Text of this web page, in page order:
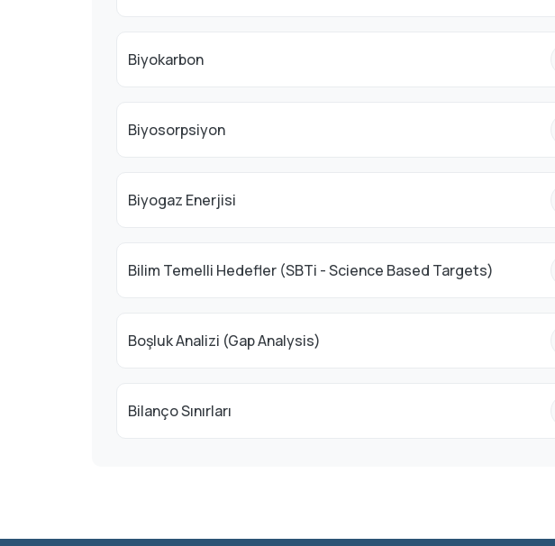
Biyokarbon
Biyosorpsiyon
Biyogaz Enerjisi
Bilim Temelli Hedefler (SBTi - Science Based Targets)
Boşluk Analizi (Gap Analysis)
Bilanço Sınırları